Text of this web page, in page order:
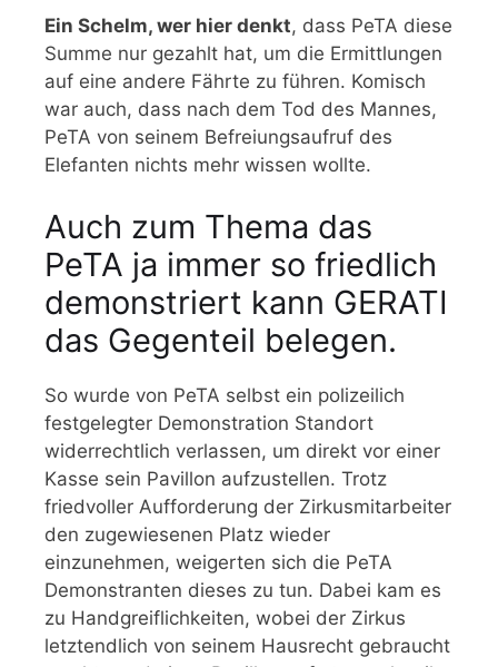
Ein Schelm, wer hier denkt, dass PeTA diese
Summe nur gezahlt hat, um die Ermittlungen
auf eine andere Fährte zu führen. Komisch
war auch, dass nach dem Tod des Mannes,
PeTA von seinem Befreiungsaufruf des
Elefanten nichts mehr wissen wollte.
Auch zum Thema das
PeTA ja immer so friedlich
demonstriert kann GERATI
das Gegenteil belegen.
So wurde von PeTA selbst ein polizeilich
festgelegter Demonstration Standort
widerrechtlich verlassen, um direkt vor einer
Kasse sein Pavillon aufzustellen. Trotz
friedvoller Aufforderung der Zirkusmitarbeiter
den zugewiesenen Platz wieder
einzunehmen, weigerten sich die PeTA
Demonstranten dieses zu tun. Dabei kam es
zu Handgreiflichkeiten, wobei der Zirkus
letztendlich von seinem Hausrecht gebraucht